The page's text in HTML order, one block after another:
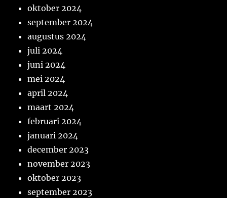
oktober 2024
september 2024
augustus 2024
juli 2024
juni 2024
mei 2024
april 2024
maart 2024
februari 2024
januari 2024
december 2023
november 2023
oktober 2023
september 2023